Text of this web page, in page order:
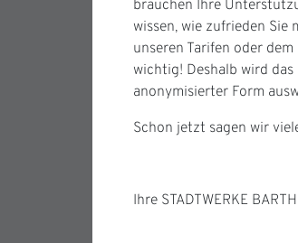
brauchen Ihre
wissen, wie zufrieden
unseren Tarifen oder
wichtig! Deshalb wird
anonymisierter Form
Schon jetzt sagen wir
Ihre STADTWERKE BARTH